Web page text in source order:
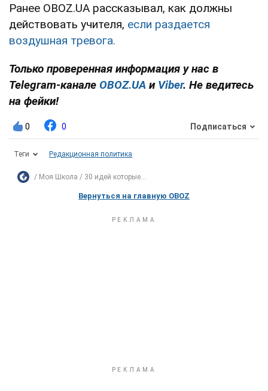
Ранее OBOZ.UA рассказывал, как должны
действовать учителя, если раздается
воздушная тревога.
Только проверенная информация у нас в
Telegram-канале OBOZ.UA и Viber. Не ведитесь
на фейки!
0 0 Подписаться
Теги Редакционная политика
Моя Школа 30 идей которые...
Вернуться на главную OBOZ